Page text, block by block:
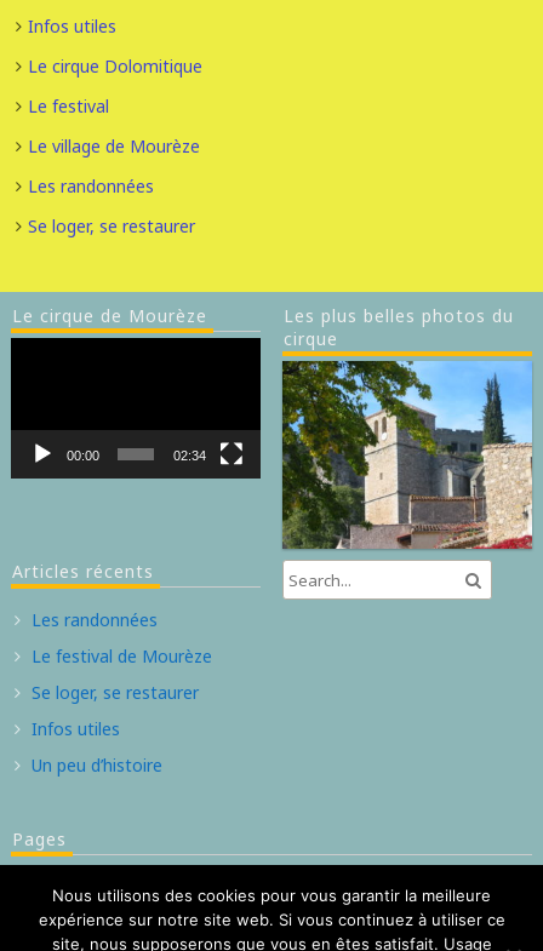
Infos utiles
Le cirque Dolomitique
Le festival
Le village de Mourèze
Les randonnées
Se loger, se restaurer
Le cirque de Mourèze
00:00 02:34
Les plus belles photos du
cirque
Articles récents
Les randonnées
Le festival de Mourèze
Se loger, se restaurer
Infos utiles
Un peu d’histoire
Pages
Contact
Bienvenue au village de Mourèze et son cirque dolomitique
Nous utilisons des cookies pour vous garantir la meilleure
expérience sur notre site web. Si vous continuez à utiliser ce
site, nous supposerons que vous en êtes satisfait. Usage